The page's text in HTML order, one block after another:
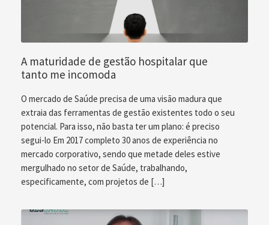
A maturidade de gestão hospitalar que
tanto me incomoda
O mercado de Saúde precisa de uma visão madura que
extraia das ferramentas de gestão existentes todo o seu
potencial. Para isso, não basta ter um plano: é preciso
segui-lo Em 2017 completo 30 anos de experiência no
mercado corporativo, sendo que metade deles estive
mergulhado no setor de Saúde, trabalhando,
especificamente, com projetos de […]